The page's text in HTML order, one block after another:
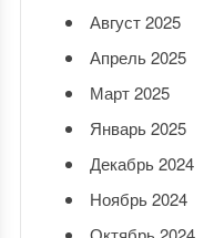
Август 2025
Апрель 2025
Март 2025
Январь 2025
Декабрь 2024
Ноябрь 2024